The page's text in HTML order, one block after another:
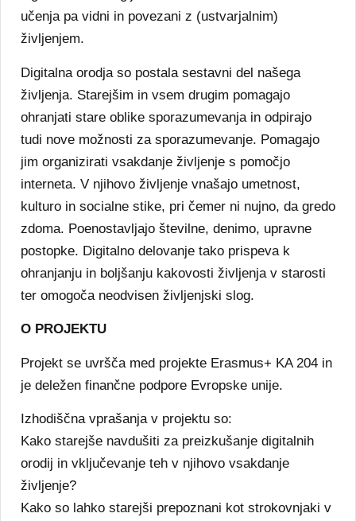
učenja pa vidni in povezani z (ustvarjalnim)
življenjem.
Digitalna orodja so postala sestavni del našega
življenja. Starejšim in vsem drugim pomagajo
ohranjati stare oblike sporazumevanja in odpirajo
tudi nove možnosti za sporazumevanje. Pomagajo
jim organizirati vsakdanje življenje s pomočjo
interneta. V njihovo življenje vnašajo umetnost,
kulturo in socialne stike, pri čemer ni nujno, da gredo
zdoma. Poenostavljajo številne, denimo, upravne
postopke. Digitalno delovanje tako prispeva k
ohranjanju in boljšanju kakovosti življenja v starosti
ter omogoča neodvisen življenjski slog.
O PROJEKTU
Projekt se uvršča med projekte Erasmus+ KA 204 in
je deležen finančne podpore Evropske unije.
Izhodiščna vprašanja v projektu so:
Kako starejše navdušiti za preizkušanje digitalnih
orodij in vključevanje teh v njihovo vsakdanje
življenje?
Kako so lahko starejši prepoznani kot strokovnjaki v